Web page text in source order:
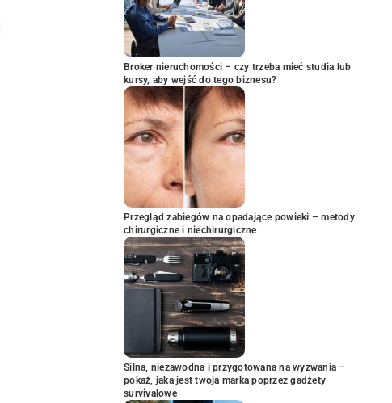
Broker nieruchomości – czy trzeba mieć studia lub
kursy, aby wejść do tego biznesu?
Przegląd zabiegów na opadające powieki – metody
chirurgiczne i niechirurgiczne
Silna, niezawodna i przygotowana na wyzwania –
pokaż, jaka jest twoja marka poprzez gadżety
survivalowe